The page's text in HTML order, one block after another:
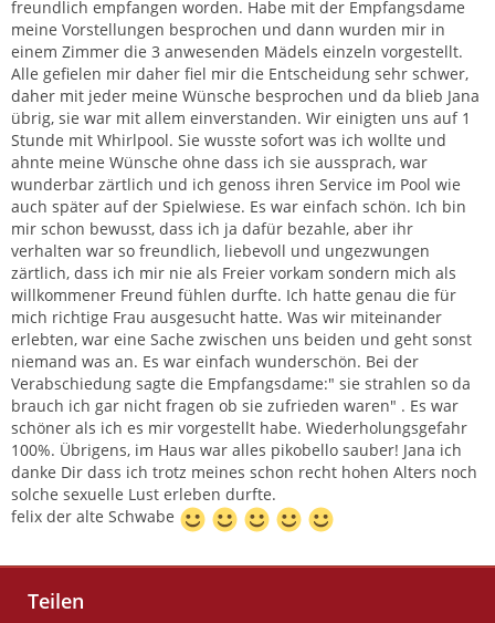
freundlich empfangen worden. Habe mit der Empfangsdame
meine Vorstellungen besprochen und dann wurden mir in
einem Zimmer die 3 anwesenden Mädels einzeln vorgestellt.
Alle gefielen mir daher fiel mir die Entscheidung sehr schwer,
daher mit jeder meine Wünsche besprochen und da blieb Jana
übrig, sie war mit allem einverstanden. Wir einigten uns auf 1
Stunde mit Whirlpool. Sie wusste sofort was ich wollte und
ahnte meine Wünsche ohne dass ich sie aussprach, war
wunderbar zärtlich und ich genoss ihren Service im Pool wie
auch später auf der Spielwiese. Es war einfach schön. Ich bin
mir schon bewusst, dass ich ja dafür bezahle, aber ihr
verhalten war so freundlich, liebevoll und ungezwungen
zärtlich, dass ich mir nie als Freier vorkam sondern mich als
willkommener Freund fühlen durfte. Ich hatte genau die für
mich richtige Frau ausgesucht hatte. Was wir miteinander
erlebten, war eine Sache zwischen uns beiden und geht sonst
niemand was an. Es war einfach wunderschön. Bei der
Verabschiedung sagte die Empfangsdame:" sie strahlen so da
brauch ich gar nicht fragen ob sie zufrieden waren" . Es war
schöner als ich es mir vorgestellt habe. Wiederholungsgefahr
100%. Übrigens, im Haus war alles pikobello sauber! Jana ich
danke Dir dass ich trotz meines schon recht hohen Alters noch
solche sexuelle Lust erleben durfte.
felix der alte Schwabe
Teilen